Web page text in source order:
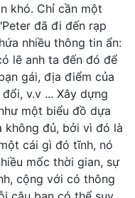
khó. Chỉ cần một
đã đi đến rạp
nhiều thông tin ẩn:
lẽ anh ta đến đó để
gái, địa điểm của
v.v ... Xây dựng
một biểu đồ dựa
không đủ, bởi vì đó là
cái gì đó tĩnh, nó
mốc thời gian, sự
cộng với có thông